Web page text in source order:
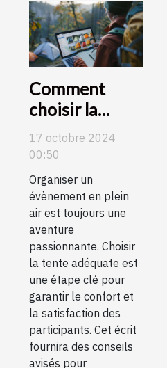
Comment
choisir la
meilleure
tente pour
votre prochain
évènement en
plein air
17 octobre 2024
00:50
Organiser un
évènement en plein
air est toujours une
aventure
passionnante. Choisir
la tente adéquate est
une étape clé pour
garantir le confort et
la satisfaction des
participants. Cet écrit
fournira des conseils
avisés pour